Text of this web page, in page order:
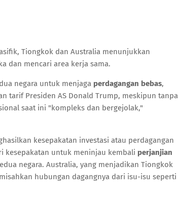
Tiongkok dan Australia menunjukkan
dan mencari area kerja sama.
negara untuk menjaga perdagangan bebas,
tarif Presiden AS Donald Trump, meskipun tanpa
saat ini "kompleks dan bergejolak,"
kesepakatan investasi atau perdagangan
kesepakatan untuk meninjau kembali perjanjian
negara. Australia, yang menjadikan Tiongkok
hubungan dagangnya dari isu-isu seperti